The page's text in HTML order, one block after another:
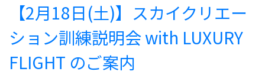
【2月18日(土)】スカイクリエー
ション訓練説明会 with LUXURY
FLIGHT のご案内